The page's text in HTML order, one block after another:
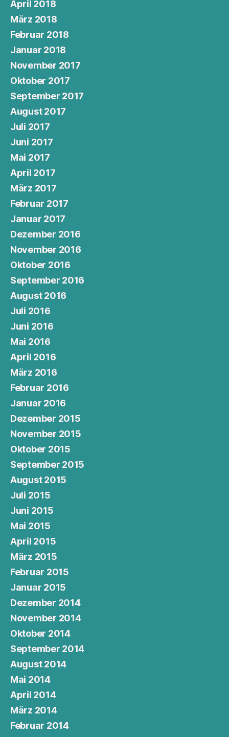
April 2018
März 2018
Februar 2018
Januar 2018
November 2017
Oktober 2017
September 2017
August 2017
Juli 2017
Juni 2017
Mai 2017
April 2017
März 2017
Februar 2017
Januar 2017
Dezember 2016
November 2016
Oktober 2016
September 2016
August 2016
Juli 2016
Juni 2016
Mai 2016
April 2016
März 2016
Februar 2016
Januar 2016
Dezember 2015
November 2015
Oktober 2015
September 2015
August 2015
Juli 2015
Juni 2015
Mai 2015
April 2015
März 2015
Februar 2015
Januar 2015
Dezember 2014
November 2014
Oktober 2014
September 2014
August 2014
Mai 2014
April 2014
März 2014
Februar 2014